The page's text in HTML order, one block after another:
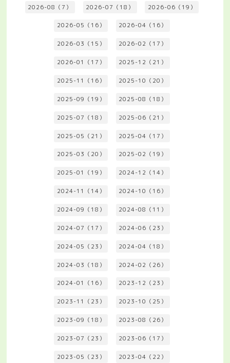
2026-08（7） 2026-07（18） 2026-06（19）
2026-05（16） 2026-04（16）
2026-03（15） 2026-02（17）
2026-01（17） 2025-12（21）
2025-11（16） 2025-10（20）
2025-09（19） 2025-08（18）
2025-07（18） 2025-06（21）
2025-05（21） 2025-04（17）
2025-03（20） 2025-02（19）
2025-01（19） 2024-12（14）
2024-11（14） 2024-10（16）
2024-09（18） 2024-08（11）
2024-07（17） 2024-06（23）
2024-05（23） 2024-04（18）
2024-03（18） 2024-02（26）
2024-01（16） 2023-12（23）
2023-11（23） 2023-10（25）
2023-09（18） 2023-08（26）
2023-07（23） 2023-06（17）
2023-05（23） 2023-04（22）